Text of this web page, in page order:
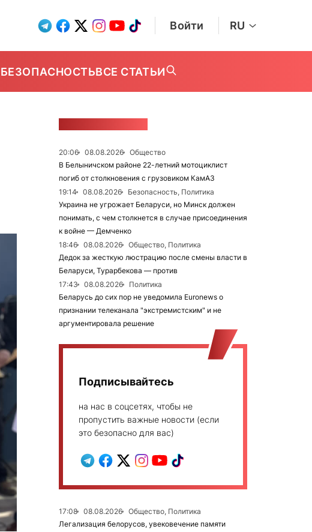
Войти RU
БЕЗОПАСНОСТЬВСЕ СТАТЬИ
20:06 08.08.2026
Общество
В Белыничском районе 22-летний мотоциклист
погиб от столкновения с грузовиком КамАЗ
19:14
08.08.2026
Безопасность, Политика
Украина не угрожает Беларуси, но Минск должен
понимать, с чем столкнется в случае присоединения
к войне — Демченко
18:46
08.08.2026
Общество, Политика
Дедок за жесткую люстрацию после смены власти в
Беларуси, Турарбекова — против
17:43
08.08.2026
Политика
Беларусь до сих пор не уведомила Euronews о
признании телеканала "экстремистским" и не
аргументировала решение
Подписывайтесь
на нас в соцсетях, чтобы не
пропустить важные новости (если
это безопасно для вас)
17:08 08.08.2026
Общество, Политика
Легализация белорусов, увековечение памяти